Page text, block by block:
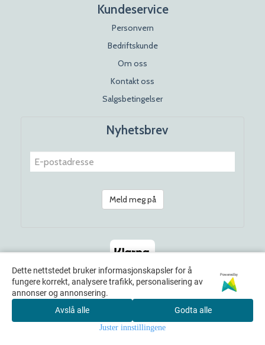
Kundeservice
Personvern
Bedriftskunde
Om oss
Kontakt oss
Salgsbetingelser
Nyhetsbrev
Meld meg på
© 2026 Rosenhoff Dagligvare x Norwayamericana. All Rights
Reserved
Dette nettstedet bruker informasjonskapsler for å
fungere korrekt, analysere trafikk, personalisering av
annonser og annonsering.
Powered by
Avslå alle Godta alle
Juster innstillingene